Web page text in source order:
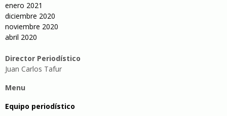
enero 2021
diciembre 2020
noviembre 2020
abril 2020
Director Periodístico
Juan Carlos Tafur
Menu
Equipo periodístico